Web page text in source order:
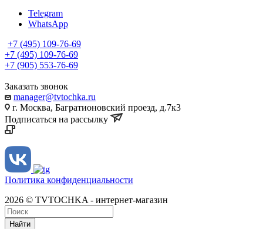
Telegram
WhatsApp
+7 (495) 109-76-69
+7 (495) 109-76-69
+7 (905) 553-76-69
Заказать звонок
manager@tvtochka.ru
г. Москва, Багратионовский проезд, д.7к3
Подписаться на рассылку
Политика конфиденциальности
2026 © TVTOCHKA - интернет-магазин
Найти